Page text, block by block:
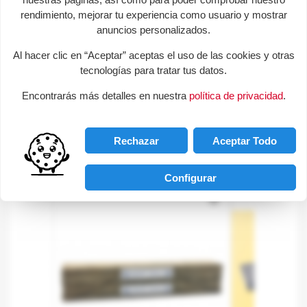
Consultas sobre este producto
Envíanos tu consulta help
¡Sé el primero en hacer una pregunta sobre este
Productos de la misma categoria
favorite_border
rendimiento, mejorar tu experiencia como usuario y mostrar
anuncios personalizados.
Al hacer clic en “Aceptar” aceptas el uso de las cookies y otras
tecnologías para tratar tus datos.
Encontrarás más detalles en nuestra política de privacidad.
Aceptar Todo
Configurar
Rechazar